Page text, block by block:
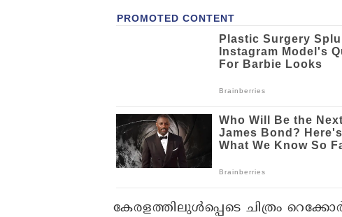
കേരളത്തിലുള്‍പ്പെടെ ചിത്രം